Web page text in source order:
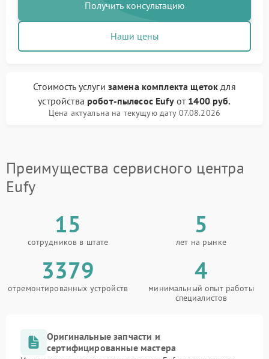
Получить консультацию
Наши цены
Стоимость услуги замена комплекта щеток для
устройства робот-пылесос Eufyот 1400 руб.
Цена актуальна на текущую дату 07.08.2026
Преимущества сервисного центра
Eufy
15
сотрудников в штате
5
лет на рынке
3379
отремонтированных устройств
4
минимальный опыт работы
специалистов
Оригинальные запчасти и
сертифицированные мастера